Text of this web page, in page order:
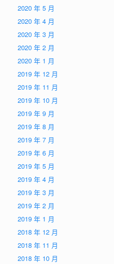
2020 年 5 月
2020 年 4 月
2020 年 3 月
2020 年 2 月
2020 年 1 月
2019 年 12 月
2019 年 11 月
2019 年 10 月
2019 年 9 月
2019 年 8 月
2019 年 7 月
2019 年 6 月
2019 年 5 月
2019 年 4 月
2019 年 3 月
2019 年 2 月
2019 年 1 月
2018 年 12 月
2018 年 11 月
2018 年 10 月